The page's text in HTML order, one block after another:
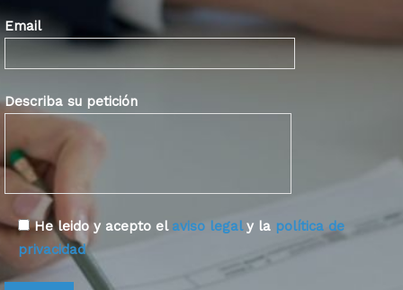
Email
Describa su petición
He leido y acepto el aviso legaly la política de
privacidad